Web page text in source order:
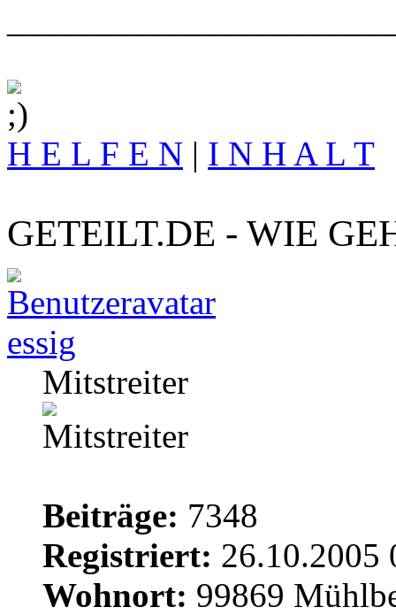
H E L F E N | I N H A L T
GETEILT.DE - WIE
essig
Mitstreiter
Beiträge: 7348
Registriert: 26.10.2005
Wohnort: 99869